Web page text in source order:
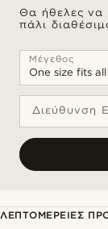
Θα ήθελες να
πάλι
Μέγεθος
Διεύθυνση
ΛΕΠΤΟΜΈΡΕΙΕΣ